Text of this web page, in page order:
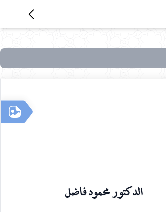
الدكتور محمود فاضل